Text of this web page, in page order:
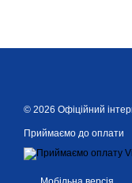
© 2026 Офіційний
Приймаємо до оплати